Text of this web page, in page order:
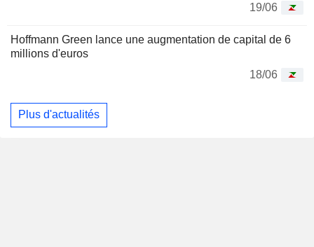
19/06
Hoffmann Green lance une augmentation de capital de 6
millions d'euros
18/06
Plus d'actualités